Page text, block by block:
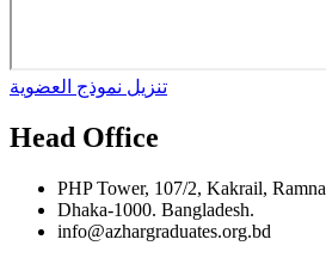
تنزيل نموذج العضوية
Head Office
PHP Tower, 107/2, Kakrail, Ramna
Dhaka-1000. Bangladesh.
info@azhargraduates.org.bd